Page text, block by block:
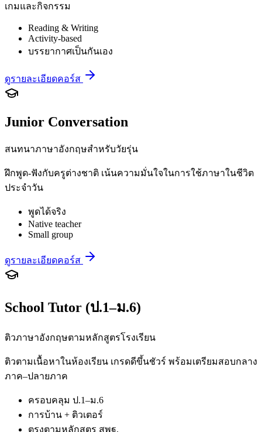
เกมและกิจกรรม
Reading & Writing
Activity-based
บรรยากาศเป็นกันเอง
ดูรายละเอียดคอร์ส
Junior Conversation
สนทนาภาษาอังกฤษสำหรับวัยรุ่น
ฝึกพูด-ฟังกับครูต่างชาติ เน้นความมั่นใจในการใช้ภาษาในชีวิต
ประจำวัน
พูดได้จริง
Native teacher
Small group
ดูรายละเอียดคอร์ส
School Tutor (ป.1–ม.6)
ติวภาษาอังกฤษตามหลักสูตรโรงเรียน
ติวตามเนื้อหาในห้องเรียน เกรดดีขึ้นชัวร์ พร้อมเตรียมสอบกลาง
ภาค–ปลายภาค
ครอบคลุม ป.1–ม.6
การบ้าน + ติวเตอร์
ตรงตามหลักสูตร สพฐ.